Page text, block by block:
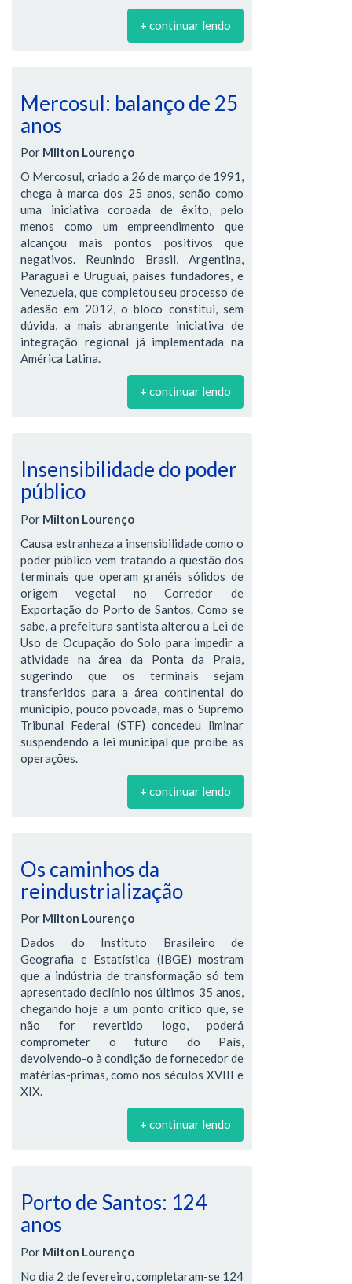
+ continuar lendo
Mercosul: balanço de 25
anos
Por Milton Lourenço
O Mercosul, criado a 26 de março de 1991,
chega à marca dos 25 anos, senão como
uma iniciativa coroada de êxito, pelo
menos como um empreendimento que
alcançou mais pontos positivos que
negativos. Reunindo Brasil, Argentina,
Paraguai e Uruguai, países fundadores, e
Venezuela, que completou seu processo de
adesão em 2012, o bloco constitui, sem
dúvida, a mais abrangente iniciativa de
integração regional já implementada na
América Latina.
+ continuar lendo
Insensibilidade do poder
público
Por Milton Lourenço
Causa estranheza a insensibilidade como o
poder público vem tratando a questão dos
terminais que operam granéis sólidos de
origem vegetal no Corredor de
Exportação do Porto de Santos. Como se
sabe, a prefeitura santista alterou a Lei de
Uso de Ocupação do Solo para impedir a
atividade na área da Ponta da Praia,
sugerindo que os terminais sejam
transferidos para a área continental do
município, pouco povoada, mas o Supremo
Tribunal Federal (STF) concedeu liminar
suspendendo a lei municipal que proíbe as
operações.
+ continuar lendo
Os caminhos da
reindustrialização
Por Milton Lourenço
Dados do Instituto Brasileiro de
Geografia e Estatística (IBGE) mostram
que a indústria de transformação só tem
apresentado declínio nos últimos 35 anos,
chegando hoje a um ponto crítico que, se
não for revertido logo, poderá
comprometer o futuro do País,
devolvendo-o à condição de fornecedor de
matérias-primas, como nos séculos XVIII e
XIX.
+ continuar lendo
Porto de Santos: 124
anos
Por Milton Lourenço
No dia 2 de fevereiro, completaram-se 124